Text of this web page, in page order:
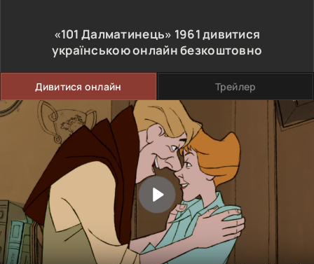
«101 Далматинець» 1961дивитися
українською онлайн безкоштовно
Дивитися онлайн Трейлер